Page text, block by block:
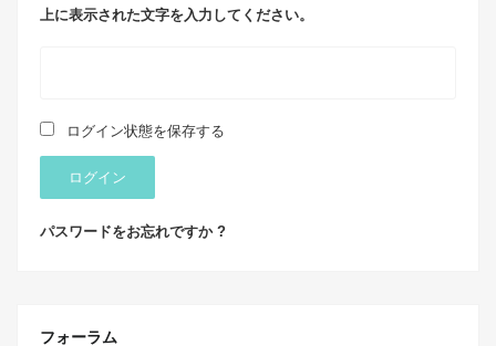
上に表示された文字を入力してください。
ログイン状態を保存する
ログイン
パスワードをお忘れですか ?
フォーラム